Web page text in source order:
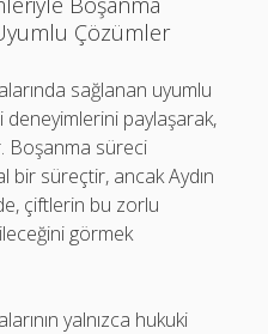
Çözümler
sağlanan uyumlu
paylaşarak,
Boşanma süreci
bir süreçtir, ancak Aydın
çiftlerin bu zorlu
görmek
yalnızca hukuki